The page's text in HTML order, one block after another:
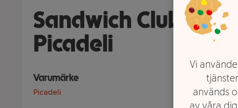
Sandwich Club
Picadeli
Varumärke
Picadeli
Vi
används
av våra